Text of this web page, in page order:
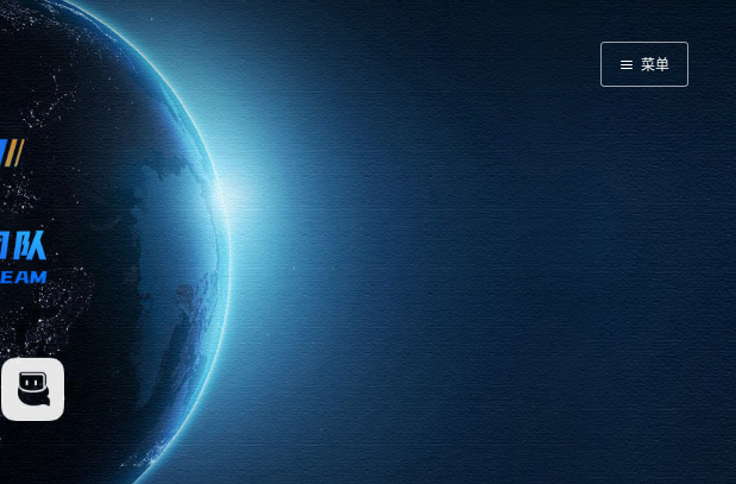
首页
客户端
后端
大数据
友情链接
菜单